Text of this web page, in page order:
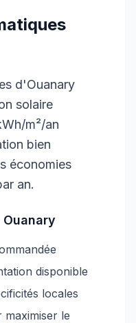
d'Ouanary
solaire
m²/an
bien
économies
an.
Ouanary
disponible
locales
le